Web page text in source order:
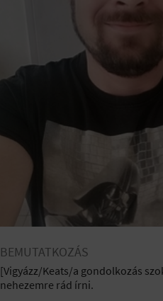
BEMUTATKOZÁS
[Vigyázz/Keats/a gondolkozás
nehezemre rád írni.